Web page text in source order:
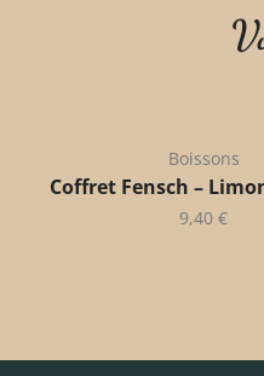
Boissons
Coffret Fensch –
9,40 €